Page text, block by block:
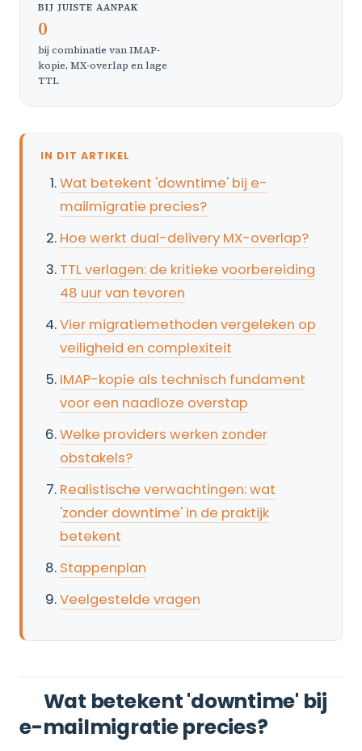
BIJ JUISTE AANPAK
0
bij combinatie van IMAP-
kopie, MX-overlap en lage
TTL
IN DIT ARTIKEL
Wat betekent 'downtime' bij e-
mailmigratie precies?
Hoe werkt dual-delivery MX-overlap?
TTL verlagen: de kritieke voorbereiding
48 uur van tevoren
Vier migratiemethoden vergeleken op
veiligheid en complexiteit
IMAP-kopie als technisch fundament
voor een naadloze overstap
Welke providers werken zonder
obstakels?
Realistische verwachtingen: wat
'zonder downtime' in de praktijk
betekent
Stappenplan
Veelgestelde vragen
Wat betekent 'downtime' bij
e-mailmigratie precies?